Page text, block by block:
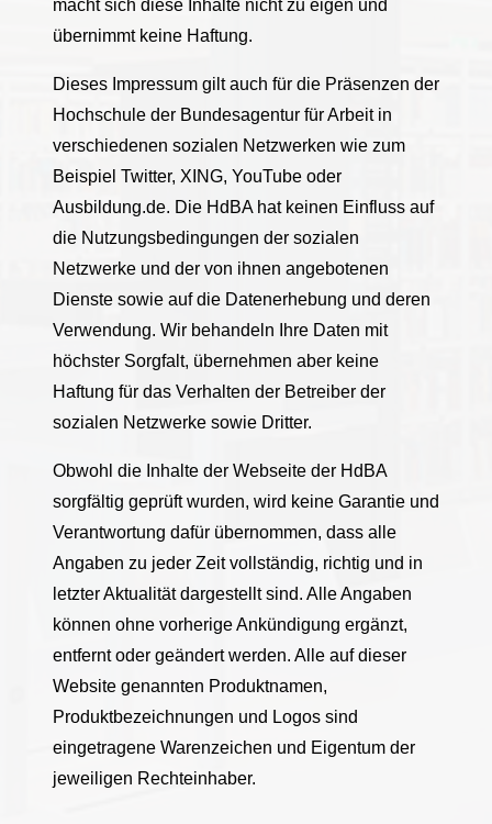
macht sich diese Inhalte nicht zu eigen und
übernimmt keine Haftung.
Dieses Impressum gilt auch für die Präsenzen der
Hochschule der Bundesagentur für Arbeit in
verschiedenen sozialen Netzwerken wie zum
Beispiel Twitter, XING, YouTube oder
Ausbildung.de. Die HdBA hat keinen Einfluss auf
die Nutzungsbedingungen der sozialen
Netzwerke und der von ihnen angebotenen
Dienste sowie auf die Datenerhebung und deren
Verwendung. Wir behandeln Ihre Daten mit
höchster Sorgfalt, übernehmen aber keine
Haftung für das Verhalten der Betreiber der
sozialen Netzwerke sowie Dritter.
Obwohl die Inhalte der Webseite der HdBA
sorgfältig geprüft wurden, wird keine Garantie und
Verantwortung dafür übernommen, dass alle
Angaben zu jeder Zeit vollständig, richtig und in
letzter Aktualität dargestellt sind. Alle Angaben
können ohne vorherige Ankündigung ergänzt,
entfernt oder geändert werden. Alle auf dieser
Website genannten Produktnamen,
Produktbezeichnungen und Logos sind
eingetragene Warenzeichen und Eigentum der
jeweiligen Rechteinhaber.